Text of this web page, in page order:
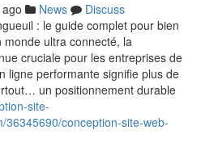
News
Discuss
: le guide complet pour bien
ultra connecté, la
cruciale pour les entreprises de
ligne performante signifie plus de
un positionnement durable
site-
conception-site-web-